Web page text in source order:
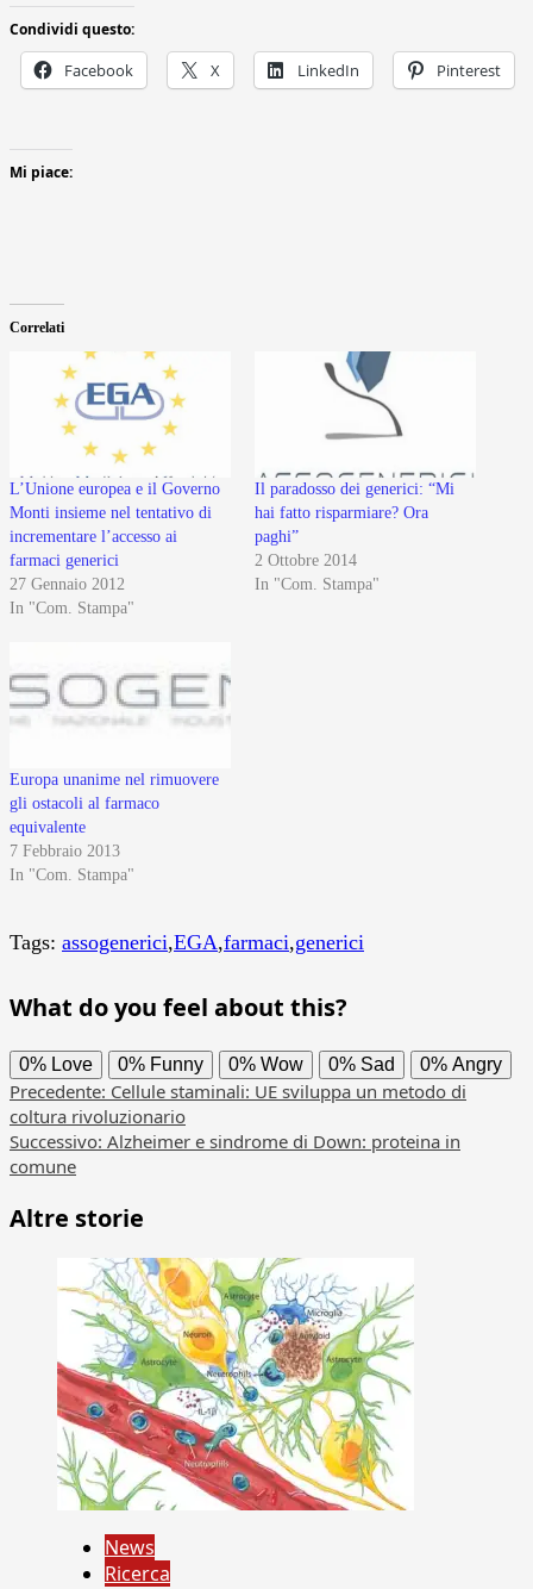
Condividi questo:
Facebook X LinkedIn Pinterest
Mi piace:
Correlati
L’Unione europea e il Governo
Monti insieme nel tentativo di
incrementare l’accesso ai
farmaci generici
27 Gennaio 2012
In "Com. Stampa"
Il paradosso dei generici: “Mi
hai fatto risparmiare? Ora
paghi”
2 Ottobre 2014
In "Com. Stampa"
Europa unanime nel rimuovere
gli ostacoli al farmaco
equivalente
7 Febbraio 2013
In "Com. Stampa"
Tags: assogenerici,EGA,farmaci,generici
What do you feel about this?
0% Love 0% Funny 0% Wow 0% Sad 0% Angry
Navigazione
articolo
Precedente: Cellule staminali: UE sviluppa un metodo di
coltura rivoluzionario
Successivo: Alzheimer e sindrome di Down: proteina in
comune
Altre storie
News
Ricerca